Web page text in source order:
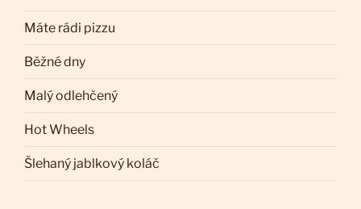
Máte rádi pizzu
Běžné dny
Malý odlehčený
Hot Wheels
Šlehaný jablkový koláč